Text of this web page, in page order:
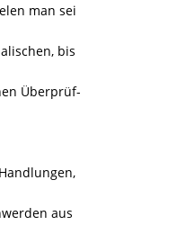
man sei
bis
Überprüf-
aus